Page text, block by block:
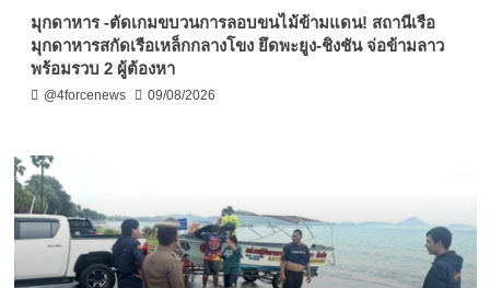
มุกดาหาร -ตัดเกมขบวนการลอบขนไม้ข้ามแดน! สถานีเรือ
มุกดาหารสกัดเรือเหล็กกลางโขง ยึดพะยูง-ชิงชัน จ่อข้ามลาว
พร้อมรวบ 2 ผู้ต้องหา
@4forcenews 09/08/2026